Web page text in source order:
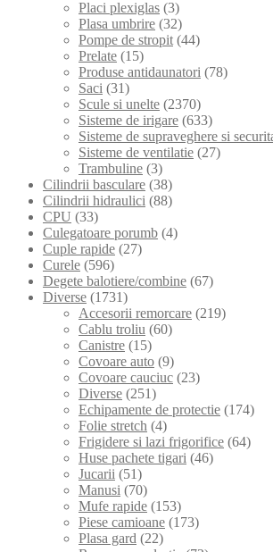
Placi plexiglas (3)
Plasa umbrire (32)
Pompe de stropit (44)
Prelate (15)
Produse antidaunatori (78)
Saci (31)
Scule si unelte (2370)
Sisteme de irigare (633)
Sisteme de supraveghere si
Sisteme de ventilatie (27)
Trambuline (3)
Cilindrii basculare (38)
Cilindrii hidraulici (88)
CPU (33)
Culegatoare porumb (4)
Cuple rapide (27)
Curele (596)
Degete balotiere/combine (67)
Diverse (1731)
Accesorii remorcare (219)
Cablu troliu (60)
Canistre (15)
Covoare auto (9)
Covoare cauciuc (23)
Diverse (251)
Echipamente de protectie (174)
Folie stretch (4)
Frigidere si lazi frigorifice (64)
Huse pachete tigari (46)
Jucarii (51)
Manusi (70)
Mufe rapide (153)
Piese camioane (173)
Plasa gard (22)